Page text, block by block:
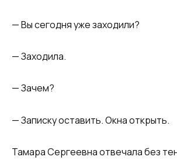
— Вы сегодня уже заходили?
— Заходила.
— Зачем?
— Записку оставить. Окна открыть.
Тамара Сергеевна отвечала без